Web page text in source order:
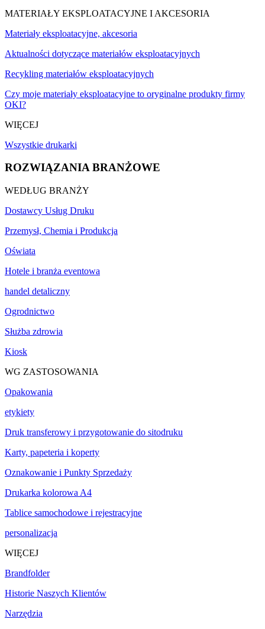
MATERIAŁY EKSPLOATACYJNE I AKCESORIA
Materiały eksploatacyjne, akcesoria
Aktualności dotyczące materiałów eksploatacyjnych
Recykling materiałów eksploatacyjnych
Czy moje materiały eksploatacyjne to oryginalne produkty firmy
OKI?
WIĘCEJ
Wszystkie drukarki
ROZWIĄZANIA BRANŻOWE
WEDŁUG BRANŻY
Dostawcy Usług Druku
Przemysł, Chemia i Produkcja
Oświata
Hotele i branża eventowa
handel detaliczny
Ogrodnictwo
Służba zdrowia
Kiosk
WG ZASTOSOWANIA
Opakowania
etykiety
Druk transferowy i przygotowanie do sitodruku
Karty, papeteria i koperty
Oznakowanie i Punkty Sprzedaży
Drukarka kolorowa A4
Tablice samochodowe i rejestracyjne
personalizacja
WIĘCEJ
Brandfolder
Historie Naszych Klientów
Narzędzia